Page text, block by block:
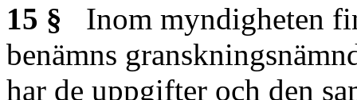
15 § Inom myndigheten
benämns
har de uppgifter och den